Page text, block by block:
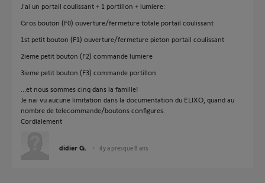
J'ai un portail coulissant + 1 portillon + lumiere:
Gros bouton (F0) ouverture/fermeture totale portail coulissant
1st petit bouton (F1) ouverture/fermeture pieton portail coulissant
2ieme petit bouton (F2) commande lumiere
3ieme petit bouton (F3) commande portillon
...et nous sommes cinq dans la famille!
Je nai vu aucune limitation dans la documentation du ELIXO, quand au
nombre de telecommande/boutons configures.
Cordialement
didier G. il y a presque 8 ans